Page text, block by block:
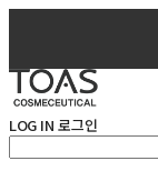
LOG IN 로그인